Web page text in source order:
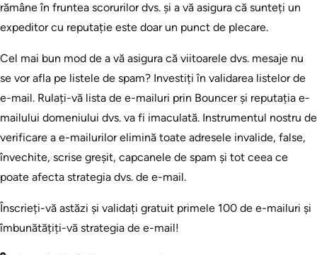
rămâne în fruntea scorurilor dvs. și a vă asigura că sunteți un
expeditor cu reputație este doar un punct de plecare.
Cel mai bun mod de a vă asigura că viitoarele dvs. mesaje nu
se vor afla pe listele de spam? Investiți în validarea listelor de
e-mail. Rulați-vă lista de e-mailuri prin Bouncer și reputația e-
mailului domeniului dvs. va fi imaculată. Instrumentul nostru de
verificare a e-mailurilor elimină toate adresele invalide, false,
învechite, scrise greșit, capcanele de spam și tot ceea ce
poate afecta strategia dvs. de e-mail.
Înscrieți-vă astăzi și validați gratuit primele 100 de e-mailuri și
îmbunătățiți-vă strategia de e-mail!